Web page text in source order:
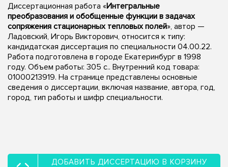
Диссертационная работа «Интегральные
преобразования и обобщенные функции в задачах
сопряжения стационарных тепловых полей», автор —
Ладовский, Игорь Викторович, относится к типу:
кандидатская диссертация по специальности 04.00.22.
Работа подготовлена в городе Екатеринбург в 1998
году. Объем работы: 305 с.. Внутренний код товара:
01000213919. На странице представлены основные
сведения о диссертации, включая название, автора, год,
город, тип работы и шифр специальности.
ДОБАВИТЬ ДИССЕРТАЦИЮ В КОРЗИНУ